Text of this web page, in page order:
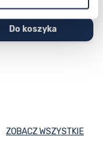
Do koszyka
ZOBACZ WSZYSTKIE